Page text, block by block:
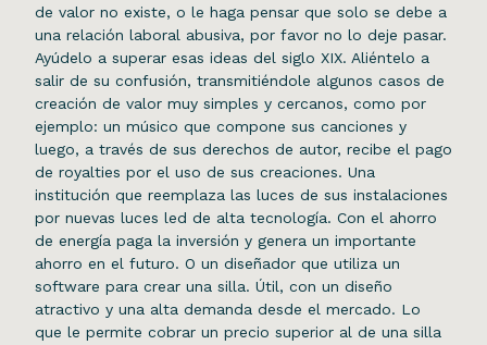
de valor no existe, o le haga pensar que solo se debe a
una relación laboral abusiva, por favor no lo deje pasar.
Ayúdelo a superar esas ideas del siglo XIX. Aliéntelo a
salir de su confusión, transmitiéndole algunos casos de
creación de valor muy simples y cercanos, como por
ejemplo: un músico que compone sus canciones y
luego, a través de sus derechos de autor, recibe el pago
de royalties por el uso de sus creaciones. Una
institución que reemplaza las luces de sus instalaciones
por nuevas luces led de alta tecnología. Con el ahorro
de energía paga la inversión y genera un importante
ahorro en el futuro. O un diseñador que utiliza un
software para crear una silla. Útil, con un diseño
atractivo y una alta demanda desde el mercado. Lo
que le permite cobrar un precio superior al de una silla